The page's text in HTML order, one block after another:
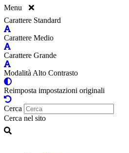
Menu
Carattere Standard
Carattere Medio
Carattere Grande
Modalità Alto Contrasto
Reimposta impostazioni originali
Cerca
Cerca nel sito